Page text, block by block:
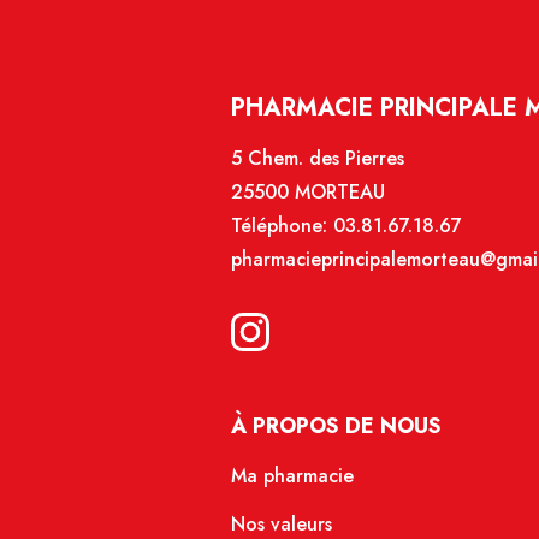
PHARMACIE PRINCIPALE
5 Chem. des Pierres
25500 MORTEAU
Téléphone: 03.81.67.18.67
À PROPOS DE NOUS
Ma pharmacie
Nos valeurs